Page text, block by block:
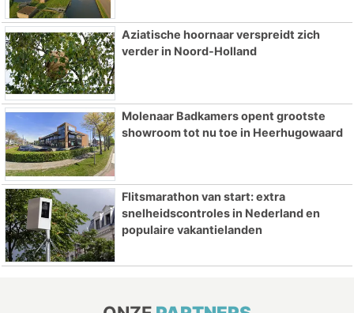
Aziatische hoornaar verspreidt zich
verder in Noord-Holland
Molenaar Badkamers opent grootste
showroom tot nu toe in Heerhugowaard
Flitsmarathon van start: extra
snelheidscontroles in Nederland en
populaire vakantielanden